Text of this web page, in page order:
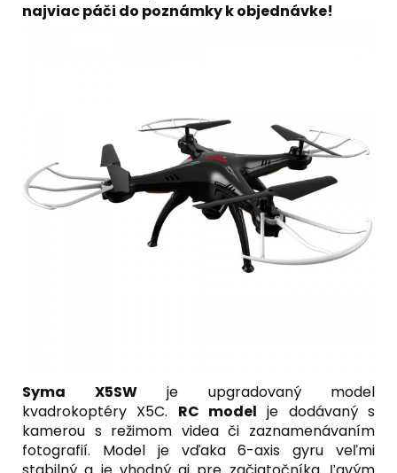
najviac páči do poznámky k objednávke!
Syma X5SWje upgradovaný model
kvadrokoptéry X5C. RC model je dodávaný s
kamerou s režimom videa či zaznamenávaním
fotografií. Model je vďaka 6-axis gyru veľmi